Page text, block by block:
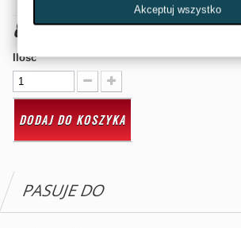
80,00 złbrutto
Ilość
DODAJ DO KOSZYKA
PASUJE DO
Akceptuj wszystko